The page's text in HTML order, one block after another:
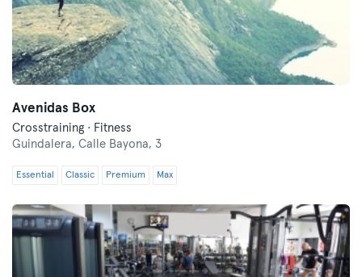
Avenidas Box
Crosstraining · Fitness
Guindalera, Calle Bayona, 3
Essential Classic Premium Max